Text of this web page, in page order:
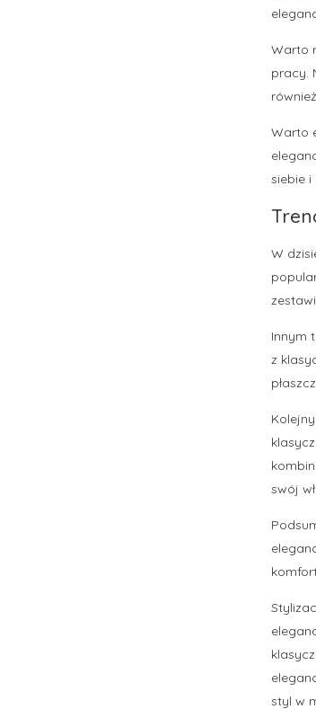
Warto
pracy.
Warto
siebie i
W
Innym
z
swój
styl w